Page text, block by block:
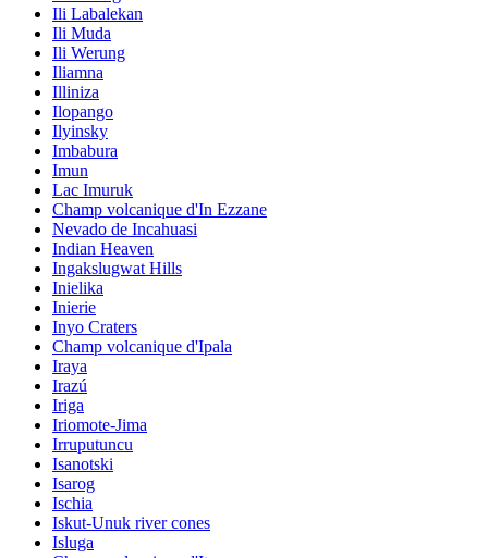
Ili Labalekan
Ili Muda
Ili Werung
Iliamna
Illiniza
Ilopango
Ilyinsky
Imbabura
Imun
Lac Imuruk
Champ volcanique d'In Ezzane
Nevado de Incahuasi
Indian Heaven
Ingakslugwat Hills
Inielika
Inierie
Inyo Craters
Champ volcanique d'Ipala
Iraya
Irazú
Iriga
Iriomote-Jima
Irruputuncu
Isanotski
Isarog
Ischia
Iskut-Unuk river cones
Isluga